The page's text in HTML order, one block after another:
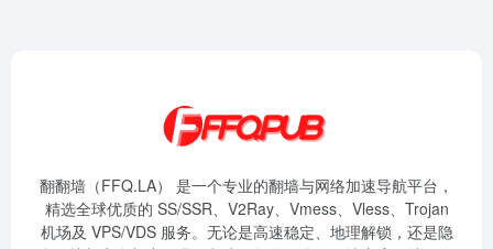
翻翻墙（FFQ.LA） 是一个专业的翻墙与网络加速导航平台，
精选全球优质的 SS/SSR、V2Ray、Vmess、Vless、Trojan
机场及 VPS/VDS 服务。无论是高速稳定、地理解锁，还是隐